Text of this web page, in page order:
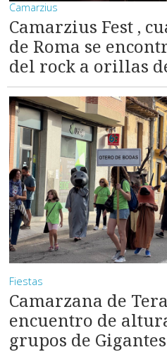
Camarzius
Camarzius Fest ,
de Roma se
del rock a orillas
Fiestas
Camarzana de
encuentro de
grupos de